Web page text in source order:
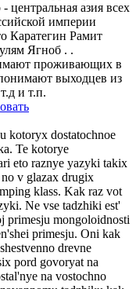
азия всех
империи
Каратегин Рамит
Ягноб . .
проживающих в
выходцев из
и т.п.
kotoryx dostatochnoe
Te kotorye
eto raznye yazyki takix
v glazax drugix
klass. Kak raz vot
Ne vse tadzhiki est'
primesju mongoloidnosti
primesju. Oni kak
drevne
pord govoryat na
na vostochno